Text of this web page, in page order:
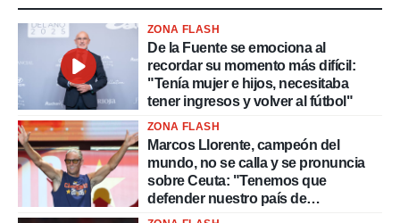
ZONA FLASH
De la Fuente se emociona al
recordar su momento más difícil:
"Tenía mujer e hijos, necesitaba
tener ingresos y volver al fútbol"
ZONA FLASH
Marcos Llorente, campeón del
mundo, no se calla y se pronuncia
sobre Ceuta: "Tenemos que
defender nuestro país de
delincuentes"